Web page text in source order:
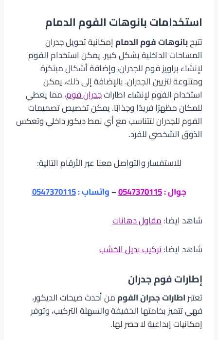
استخدامات بانوهات الفوم الدمام
تتيحبانوهات فوم الدمامإمكانية تحويل جدران
المساحات الداخلية بشكل كبير. يمكن استخدام الفوم
لإنشاء براويز فوم للجدران، وإضافة أشكال مبتكرة
ومتنوعة لتزيين الجدران. بالإضافة إلى ذلك، يمكن
استخدام الفوم لإنشاء اطاراتجدران فوم، مما يعطي
للمكان مظهرًا فريدًا وجذابًا. يمكن تخصيص تصميمات
الفوم للجدران لتتناسب مع أي نمط ديكور داخلي وتعكس
الذوق الشخصي للفرد.
للاستفسار والتواصل معنا عبر الأرقام التالية:
جوال :0547370115
–واتساب :0547370115
شاهد ايضا:مقاول دهانات
شاهد ايضا:تركيب بديل الخشب
إطارات فوم جدران
تعتبراطارات جدران الفوممن أحدث صيحات الديكور،
فهي تتميز بخامتها الخفيفة والسهلة التركيب، وتوفر
إمكانيات إبداعية لا حصر لها.